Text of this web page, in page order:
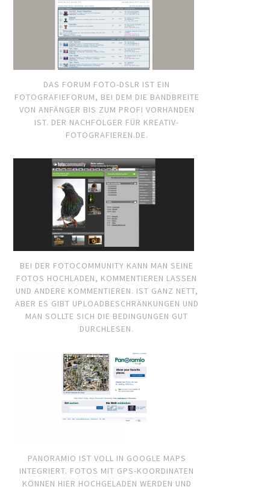
DAS FORUM FOTO-DSLR IST EIN
FOTOGRAFIEFORUM, BEI DEM DIE BANDBREITE
VON ANFÄNGER BIS ZUM PROFI VORHANDEN
IST. DER NACHFOLGER FÜR KREATIV-
FOTOGRAFIEREN.DE.
BEI DER FOTOCOMMUNITY KANN MAN SEINE
FOTOS HOCHLADEN, KOMMENTIEREN LASSEN
UND ANDERE KOMMENTIEREN. IST GANZ NETT,
ABER ES GIBT UPLOADBESCHRÄNKUNGEN UND
MAN SOLLTE SICH DIE BEDINGUNGEN GUT
DURCHLESEN.
PANORAMIO IST VOLL IN GOOGLE MAPS
INTEGRIERT. FOTOS MIT GPS-KOORDINATEN
KÖNNEN HIER HOCHGELADEN WERDEN UND